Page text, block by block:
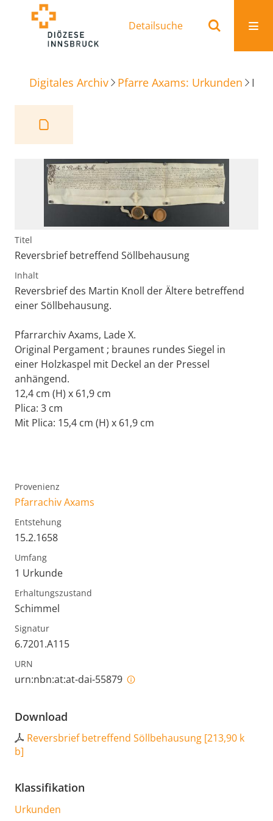
Detailsuche
Digitales Archiv Pfarre Axams: Urkunden
Titel
Reversbrief betreffend Söllbehausung
Inhalt
Reversbrief des Martin Knoll der Ältere betreffend
einer Söllbehausung.
Pfarrarchiv Axams, Lade X.
Original Pergament ; braunes rundes Siegel in
einer Holzkaspel mit Deckel an der Pressel
anhängend.
12,4 cm (H) x 61,9 cm
Plica: 3 cm
Mit Plica: 15,4 cm (H) x 61,9 cm
Provenienz
Pfarrachiv Axams
Entstehung
15.2.1658
Umfang
1 Urkunde
Erhaltungszustand
Schimmel
Signatur
6.7201.A115
URN
urn:nbn:at:at-dai-55879
Download
Reversbrief betreffend Söllbehausung [213,90 k
b]
Klassifikation
Urkunden